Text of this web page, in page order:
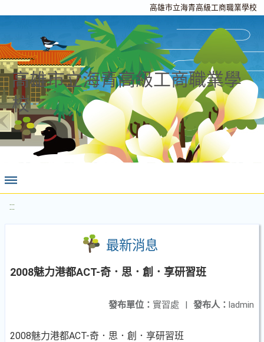
高雄市立海青高級工商職業學校
高雄市立海青高級工商職業學
校
:::
最新消息
2008魅力港都ACT-奇．思．創．享研習班
發布人： ladmin
發布單位： 實習處 |
2008魅力港都ACT-奇．思．創．享研習班